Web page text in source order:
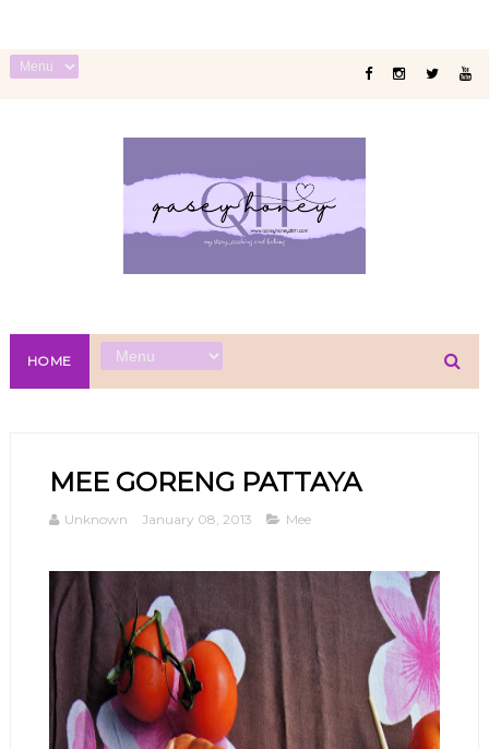
HOME
MEE GORENG PATTAYA
Unknown January 08, 2013 Mee